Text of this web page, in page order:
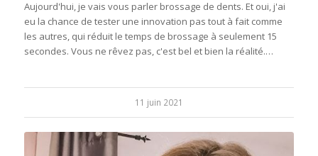
Aujourd'hui, je vais vous parler brossage de dents. Et oui, j'ai
eu la chance de tester une innovation pas tout à fait comme
les autres, qui réduit le temps de brossage à seulement 15
secondes. Vous ne rêvez pas, c'est bel et bien la réalité.…
11 juin 2021